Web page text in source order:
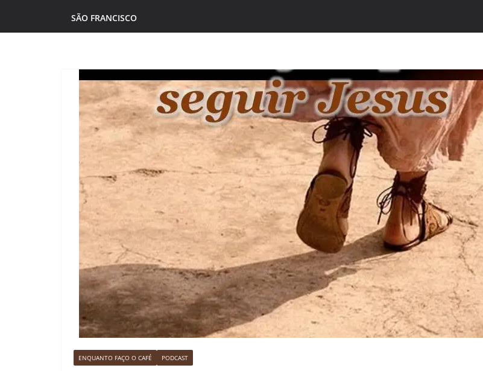
SÃO FRANCISCO
ENQUANTO FAÇO O CAFÉ PODCAST